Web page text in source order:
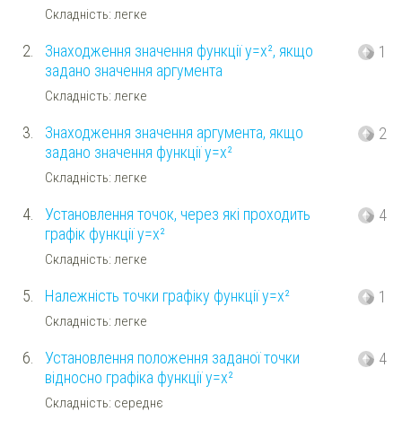
Складність: легке
2.
Знаходження значення функції y=x², якщо
задано значення аргумента
Складність: легке
1
3.
Знаходження значення аргумента, якщо
задано значення функції y=x²
Складність: легке
2
4.
Установлення точок, через які проходить
графік функції y=x²
Складність: легке
4
5. Належність точки графіку функції y=x²
Складність: легке
1
6.
Установлення положення заданої точки
відносно графіка функції y=x²
Складність: середнє
4